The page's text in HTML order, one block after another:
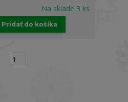
Na sklade 3 ks
Pridať do košíka